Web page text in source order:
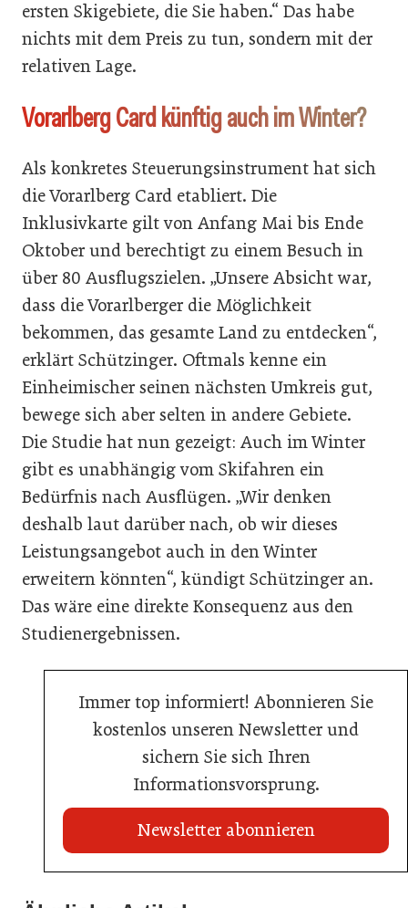
ersten Skigebiete, die Sie haben.“ Das habe
nichts mit dem Preis zu tun, sondern mit der
relativen Lage.
Vorarlberg Card künftig auch im Winter?
Als konkretes Steuerungsinstrument hat sich
die Vorarlberg Card etabliert. Die
Inklusivkarte gilt von Anfang Mai bis Ende
Oktober und berechtigt zu einem Besuch in
über 80 Ausflugszielen. „Unsere Absicht war,
dass die Vorarlberger die Möglichkeit
bekommen, das gesamte Land zu entdecken“,
erklärt Schützinger. Oftmals kenne ein
Einheimischer seinen nächsten Umkreis gut,
bewege sich aber selten in andere Gebiete.
Die Studie hat nun gezeigt: Auch im Winter
gibt es unabhängig vom Skifahren ein
Bedürfnis nach Ausflügen. „Wir denken
deshalb laut darüber nach, ob wir dieses
Leistungsangebot auch in den Winter
erweitern könnten“, kündigt Schützinger an.
Das wäre eine direkte Konsequenz aus den
Studienergebnissen.
Immer top informiert! Abonnieren Sie
kostenlos unseren Newsletter und
sichern Sie sich Ihren
Informationsvorsprung.
Newsletter abonnieren